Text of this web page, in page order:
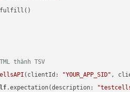
thành TSV
(clientId: "YOUR_APP_SID" ,
.expectation(description: